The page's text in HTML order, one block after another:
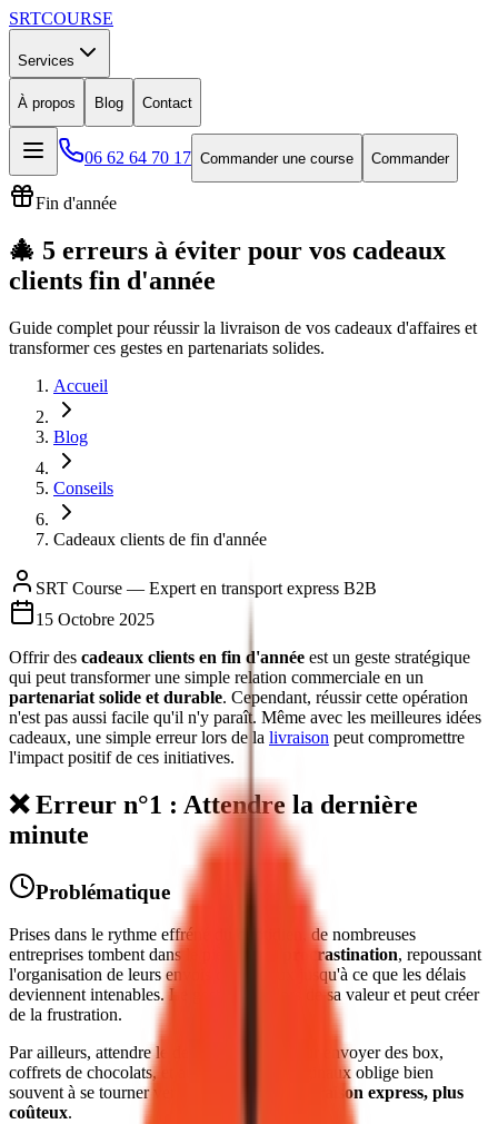
SRTCOURSE
Services
À propos Blog Contact
06 62 64 70 17 Commander une course Commander
Fin d'année
🎄 5 erreurs à éviter pour vos cadeaux
clients fin d'année
Guide complet pour réussir la livraison de vos cadeaux d'affaires et
transformer ces gestes en partenariats solides.
Accueil
Blog
Conseils
Cadeaux clients de fin d'année
SRT Course — Expert en transport express B2B
15 Octobre 2025
Offrir des cadeaux clients en fin d'année est un geste stratégique
qui peut transformer une simple relation commerciale en un
partenariat solide et durable. Cependant, réussir cette opération
n'est pas aussi facile qu'il n'y paraît. Même avec les meilleures idées
cadeaux, une simple erreur lors de la livraison peut compromettre
l'impact positif de ces initiatives.
❌ Erreur n°1 : Attendre la dernière
minute
Problématique
Prises dans le rythme effréné du quotidien, de nombreuses
entreprises tombent dans le piège de la
procrastination, repoussant
l'organisation de leurs envois de cadeaux jusqu'à ce que les délais
deviennent intenables. Le geste perd alors de sa valeur et peut créer
de la frustration.
Par ailleurs, attendre le dernier moment pour envoyer des box,
coffrets de chocolats, et autres produits originaux oblige bien
souvent à se tourner vers des
services de livraison express, plus
coûteux.